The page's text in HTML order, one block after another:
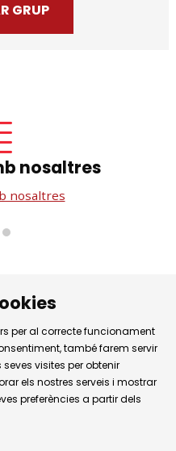
GRUP
nosaltres
nosaltres
de 9.30h a 17.30h i
de Cookies
|
per al correcte funcionament
també farem servir
visites per obtenir
els nostres serveis i mostrar
preferències a partir dels